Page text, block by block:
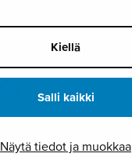
Kiellä
Salli kaikki
Näytä tiedot ja muokkaa